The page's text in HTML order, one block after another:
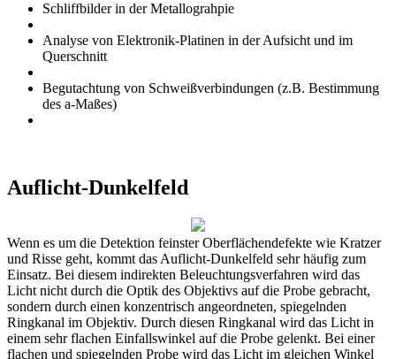
Schliffbilder in der Metallograhpie
Analyse von Elektronik-Platinen in der Aufsicht und im
Querschnitt
Begutachtung von Schweißverbindungen (z.B. Bestimmung
des a-Maßes)
Auflicht-Dunkelfeld
Wenn es um die Detektion feinster Oberflächendefekte wie Kratzer
und Risse geht, kommt das Auflicht-Dunkelfeld sehr häufig zum
Einsatz. Bei diesem indirekten Beleuchtungsverfahren wird das
Licht nicht durch die Optik des Objektivs auf die Probe gebracht,
sondern durch einen konzentrisch angeordneten, spiegelnden
Ringkanal im Objektiv. Durch diesen Ringkanal wird das Licht in
einem sehr flachen Einfallswinkel auf die Probe gelenkt. Bei einer
flachen und spiegelnden Probe wird das Licht im gleichen Winkel